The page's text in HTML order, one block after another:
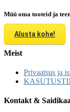
Müü oma tooteid ja
Alusta kohe!
Meist
Privaatsus ja
Kontakt &